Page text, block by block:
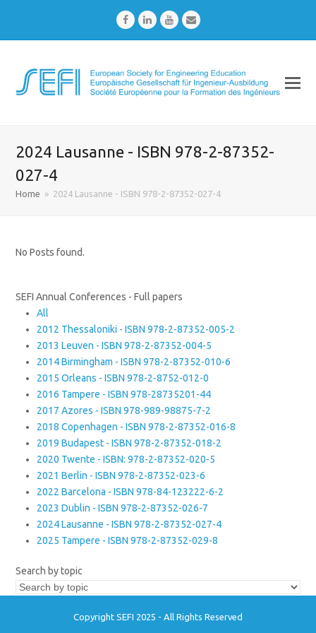
FacebookLinkedInYoutubeEmail
2024 Lausanne - ISBN 978-2-87352-
027-4
Home » 2024 Lausanne - ISBN 978-2-87352-027-4
No Posts found.
SEFI Annual Conferences - Full papers
All
2012 Thessaloniki - ISBN 978-2-87352-005-2
2013 Leuven - ISBN 978-2-87352-004-5
2014 Birmingham - ISBN 978-2-87352-010-6
2015 Orleans - ISBN 978-2-8752-012-0
2016 Tampere - ISBN 978-28735201-44
2017 Azores - ISBN 978-989-98875-7-2
2018 Copenhagen - ISBN 978-2-87352-016-8
2019 Budapest - ISBN 978-2-87352-018-2
2020 Twente - ISBN: 978-2-87352-020-5
2021 Berlin - ISBN 978-2-87352-023-6
2022 Barcelona - ISBN 978-84-123222-6-2
2023 Dublin - ISBN 978-2-87352-026-7
2024 Lausanne - ISBN 978-2-87352-027-4
2025 Tampere - ISBN 978-2-87352-029-8
Search by topic
Copyright SEFI 2025 - All Rights Reserved